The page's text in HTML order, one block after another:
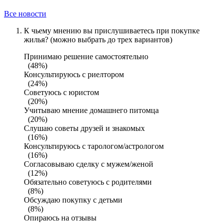
Все новости
К чьему мнению вы прислушиваетесь при покупке
жилья? (можно выбрать до трех вариантов)
Принимаю решение самостоятельно
(48%)
Консультируюсь с риелтором
(24%)
Советуюсь с юристом
(20%)
Учитываю мнение домашнего питомца
(20%)
Слушаю советы друзей и знакомых
(16%)
Консультируюсь с тарологом/астрологом
(16%)
Согласовываю сделку с мужем/женой
(12%)
Обязательно советуюсь с родителями
(8%)
Обсуждаю покупку с детьми
(8%)
Опираюсь на отзывы